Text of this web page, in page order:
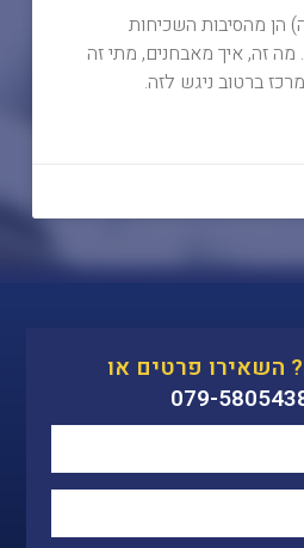
הן מהסיבות השכיחות
מה זה, איך מאבחנים, מתי זה
ברטוב ניגש לזה.
השאירו פרטים או
079-